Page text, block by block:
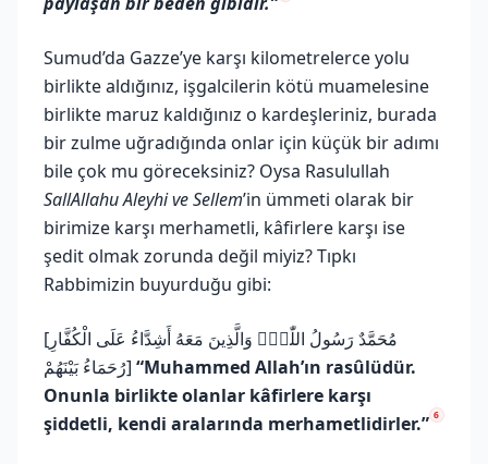
Sumud’da Gazze’ye karşı kilometrelerce yolu
birlikte aldığınız, işgalcilerin kötü muamelesine
birlikte maruz kaldığınız o kardeşleriniz, burada
bir zulme uğradığında onlar için küçük bir adımı
bile çok mu göreceksiniz? Oysa Rasulullah
SallAllahu Aleyhi ve Sellem’in ümmeti olarak bir
birimize karşı merhametli, kâfirlere karşı ise
şedit olmak zorunda değil miyiz? Tıpkı
Rabbimizin buyurduğu gibi:
[مُحَمَّدٌ رَسُولُ اللّٰهِۖ وَالَّذِينَ مَعَهُ أَشِدَّاءُ عَلَى الْكُفَّارِ
رُحَمَاءُ بَيْنَهُمْ] “Muhammed Allah’ın rasûlüdür.
Onunla birlikte olanlar kâfirlere karşı
şiddetli, kendi aralarında merhametlidirler.” 6